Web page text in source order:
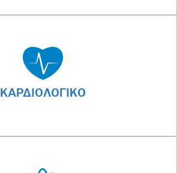
ΚΑΡΔΙΟΛΟΓΙΚΟ